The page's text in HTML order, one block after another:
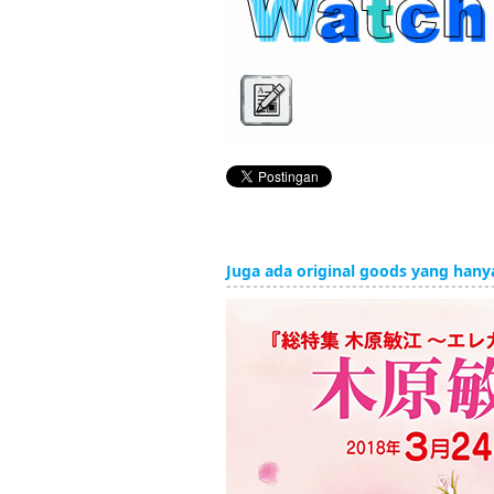
Juga ada original goods yang